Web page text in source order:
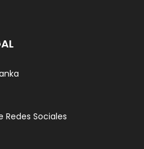
Redes Sociales